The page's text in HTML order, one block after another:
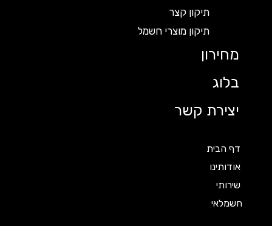
תיקון קצר
תיקון מוצרי חשמל
מחירון
בלוג
יצירת קשר
דף הבית
אודותינו
שירותי
חשמלאי